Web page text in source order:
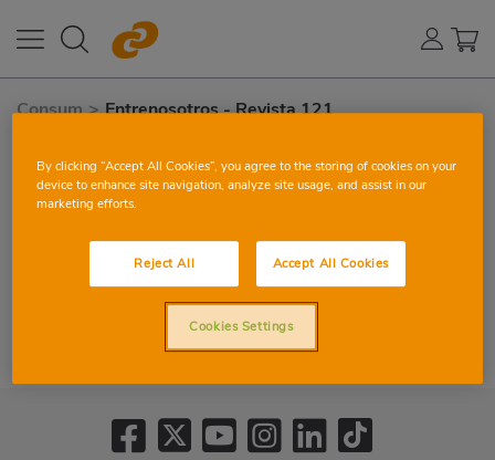
Consum > Entrenosotros - Revista 121
JULIOL-AGOST 2023
By clicking “Accept All Cookies”, you agree to the storing of cookies on your
device to enhance site navigation, analyze site usage, and assist in our
marketing efforts.
Reject All Accept All Cookies
Cookies Settings